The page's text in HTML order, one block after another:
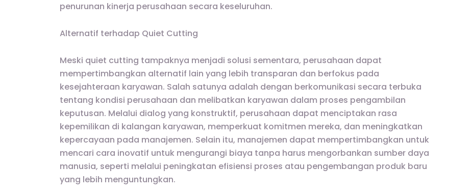
penurunan kinerja perusahaan secara keseluruhan.
Alternatif terhadap Quiet Cutting
Meski quiet cutting tampaknya menjadi solusi sementara, perusahaan dapat
mempertimbangkan alternatif lain yang lebih transparan dan berfokus pada
kesejahteraan karyawan. Salah satunya adalah dengan berkomunikasi secara terbuka
tentang kondisi perusahaan dan melibatkan karyawan dalam proses pengambilan
keputusan. Melalui dialog yang konstruktif, perusahaan dapat menciptakan rasa
kepemilikan di kalangan karyawan, memperkuat komitmen mereka, dan meningkatkan
kepercayaan pada manajemen. Selain itu, manajemen dapat mempertimbangkan untuk
mencari cara inovatif untuk mengurangi biaya tanpa harus mengorbankan sumber daya
manusia, seperti melalui peningkatan efisiensi proses atau pengembangan produk baru
yang lebih menguntungkan.